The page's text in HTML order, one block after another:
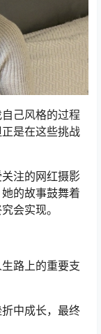
己风格的过程
是在这些挑战
注的网红摄影
的故事鼓舞着
会实现。
路上的重要支
中成长，最终